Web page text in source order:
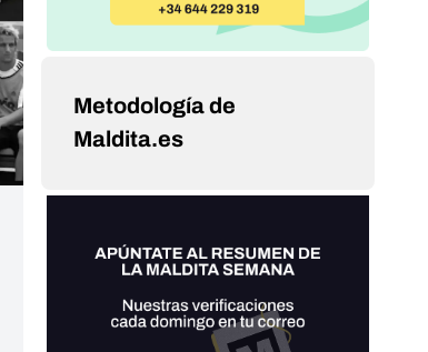
Metodología de
Maldita.es